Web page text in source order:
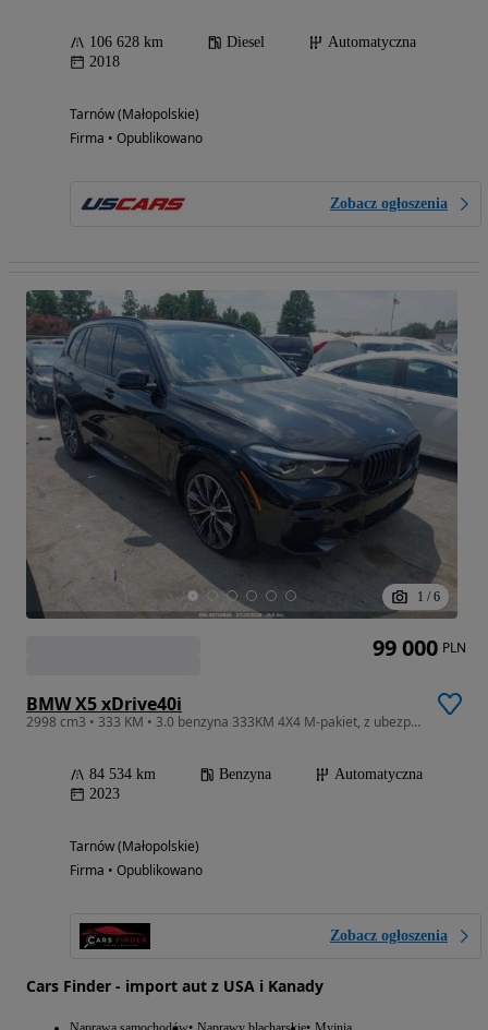
106 628 km Diesel
Automatyczna
2018
Tarnów (Małopolskie)
Firma • Opublikowano
Zobacz ogłoszenia
1 / 6
BMW X5 xDrive40i
2998 cm3 • 333 KM • 3.0 benzyna 333KM 4X4 M-pakiet, z ubezpieczalni!!!
84 534 km Benzyna
Automatyczna
2023
Tarnów (Małopolskie)
Firma • Opublikowano
Zobacz ogłoszenia
Cars Finder - import aut z USA i Kanady
99 000 PLN